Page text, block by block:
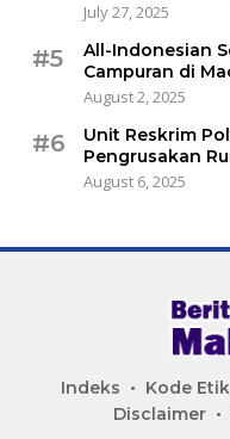
July 27, 2025
#5
All-Indonesian
Campuran di
August 2, 2025
#6
Unit Reskrim
Pengrusakan
August 6, 2025
Indeks Kode Etik
Disclaimer